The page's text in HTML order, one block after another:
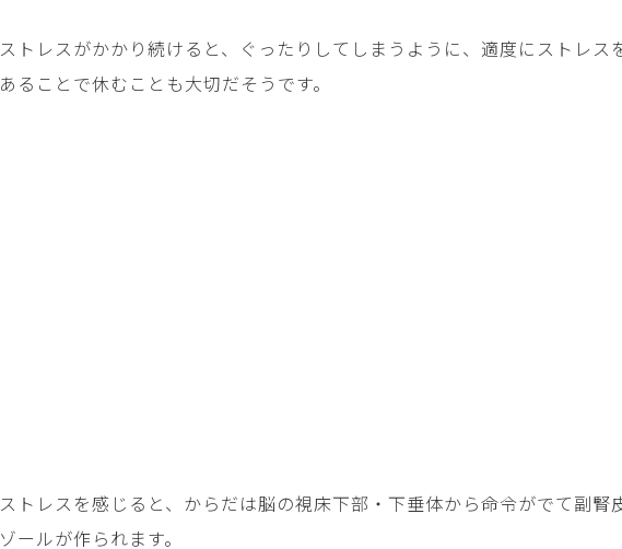
ストレスがかかり続けると、ぐったりしてしまうように、適度にストレス
あることで休むことも大切だそうです。
ストレスを感じると、からだは脳の視床下部・下垂体から命令がでて副腎
ゾールが作られます。